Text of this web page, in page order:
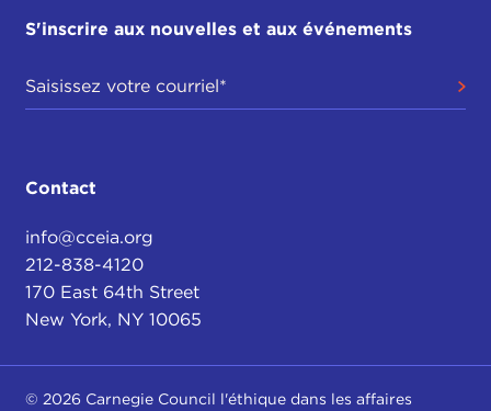
S'inscrire aux nouvelles et aux événements
Contact
info@cceia.org
212-838-4120
170 East 64th Street
New York, NY 10065
© 2026 Carnegie Council l'éthique dans les affaires